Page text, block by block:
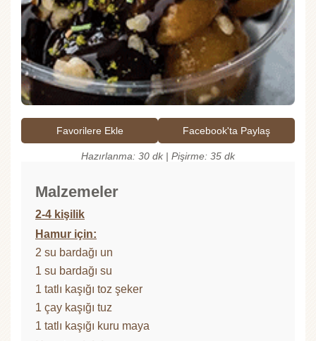
Favorilere Ekle Facebook'ta Paylaş
Hazırlanma: 30 dk | Pişirme: 35 dk
Malzemeler
2-4 kişilik
Hamur için:
2 su bardağı un
1 su bardağı su
1 tatlı kaşığı toz şeker
1 çay kaşığı tuz
1 tatlı kaşığı kuru maya